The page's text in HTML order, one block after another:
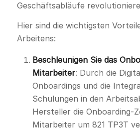
Geschäftsabläufe
Hier sind die wichtigsten
Arbeitens:
Beschleunigen Sie das
Mitarbeiter: Durch die
Onboardings und die
Schulungen in den
Hersteller die Onboarding-
Mitarbeiter um 821 TP3T